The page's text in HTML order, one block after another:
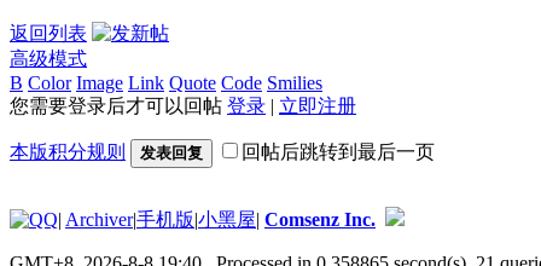
返回列表
高级模式
B Color Image Link Quote Code Smilies
您需要登录后才可以回帖 登录 | 立即注册
本版积分规则 发表回复 回帖后跳转到最后一页
| Archiver|手机版|小黑屋| Comsenz Inc.